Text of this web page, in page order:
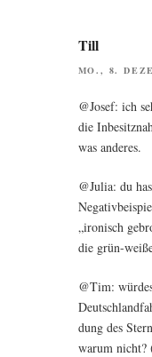
Till
MO., 8.
@Josef: ich
die
was anderes.
@Julia: du
„iro­nisch
die grün-
@Tim:
dung des
war­um nicht?